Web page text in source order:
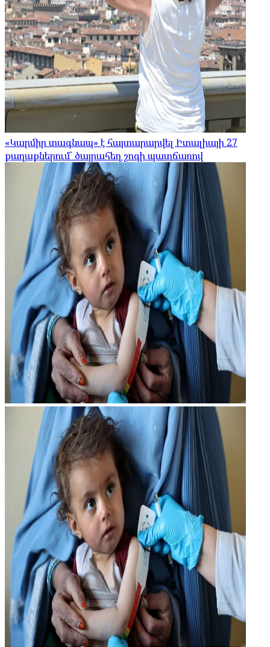
«Կարմիր տագնապ» է հայտարարվել Իտալիայի 27
քաղաքներում՝ ծայրահեղ շոգի պատճառով